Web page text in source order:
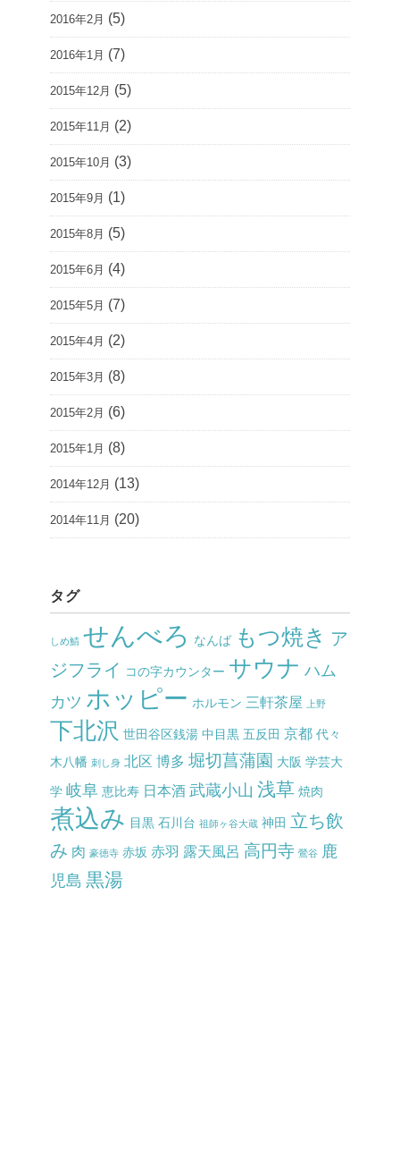
2016年2月 (5)
2016年1月 (7)
2015年12月 (5)
2015年11月 (2)
2015年10月 (3)
2015年9月 (1)
2015年8月 (5)
2015年6月 (4)
2015年5月 (7)
2015年4月 (2)
2015年3月 (8)
2015年2月 (6)
2015年1月 (8)
2014年12月 (13)
2014年11月 (20)
タグ
しめ鯖 せんべろ なんば もつ焼き ア
ジフライ コの字カウンター サウナ ハム
カツ ホッピー ホルモン 三軒茶屋 上野
下北沢 世田谷区銭湯 中目黒 五反田 京都 代々
木八幡 刺し身 北区 博多 堀切菖蒲園 大阪 学芸大
学 岐阜 恵比寿 日本酒 武蔵小山 浅草 焼肉
煮込み 目黒 石川台 祖師ヶ谷大蔵 神田 立ち飲
み 肉 豪徳寺 赤坂 赤羽 露天風呂 高円寺 鶯谷 鹿
児島 黒湯